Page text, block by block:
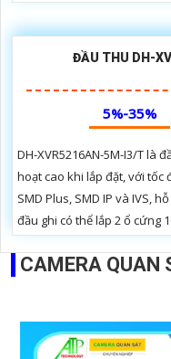
ĐẦU THU DH-
5%-35%
DH-XVR5216AN-5M-I3/T là
hoạt cao khi lắp đặt, với tốc
SMD Plus, SMD IP và IVS,
đầu ghi có thể lắp 2 ổ cứng
CAMERA QUAN